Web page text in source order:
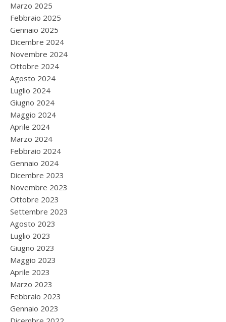
Marzo 2025
Febbraio 2025
Gennaio 2025
Dicembre 2024
Novembre 2024
Ottobre 2024
Agosto 2024
Luglio 2024
Giugno 2024
Maggio 2024
Aprile 2024
Marzo 2024
Febbraio 2024
Gennaio 2024
Dicembre 2023
Novembre 2023
Ottobre 2023
Settembre 2023
Agosto 2023
Luglio 2023
Giugno 2023
Maggio 2023
Aprile 2023
Marzo 2023
Febbraio 2023
Gennaio 2023